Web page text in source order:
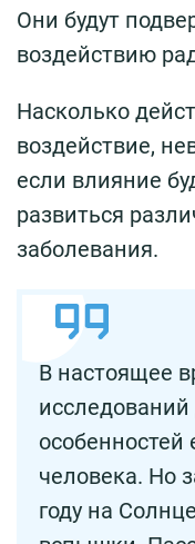
Они будут
воздействию
Насколько
воздействие,
если влияние
развиться
заболевания.
В настоящее
особенностей
человека. Но
году на